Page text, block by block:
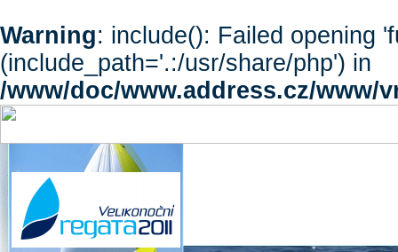
Warning: include(): Failed opening
(include_path='.:/usr/share/php') in
/www/doc/www.address.cz/www/